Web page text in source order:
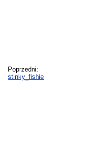
Poprzedni:
stinky_fishie